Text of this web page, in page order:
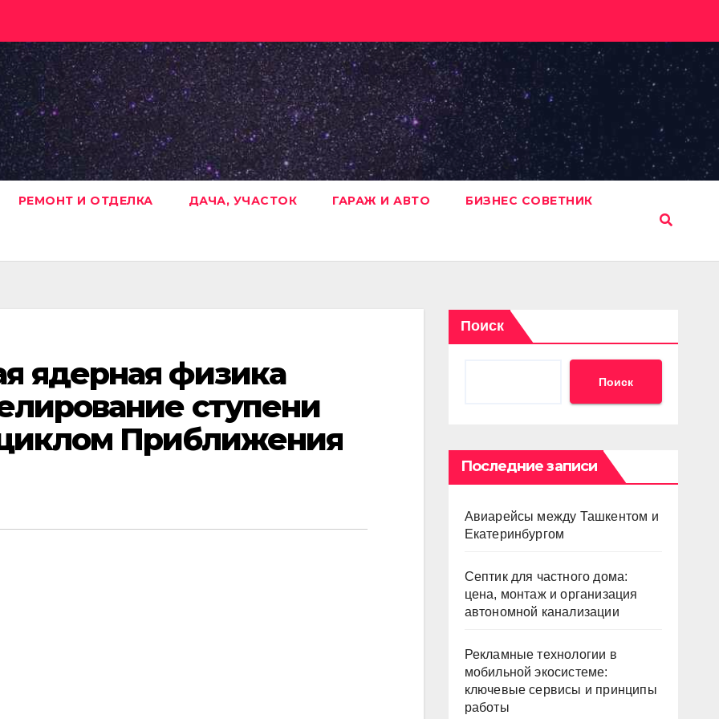
РЕМОНТ И ОТДЕЛКА ДАЧА, УЧАСТОК ГАРАЖ И АВТО БИЗНЕС СОВЕТНИК
ядерная физика
ступени
Приближения
Поиск
Поиск
Последние записи
Авиарейсы между Ташкентом и
Екатеринбургом
Септик для частного дома:
цена, монтаж и организация
автономной канализации
Рекламные технологии в
мобильной экосистеме:
ключевые сервисы и принципы
работы